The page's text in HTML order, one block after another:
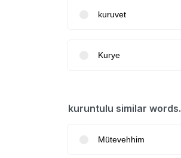
kuruvet
Kurye
kuruntulu similar words.
Mütevehhim